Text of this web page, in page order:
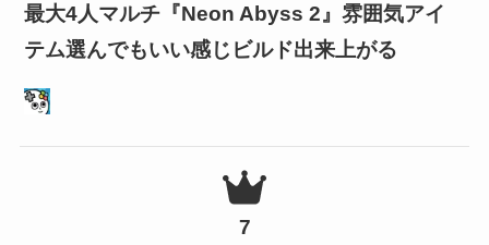
最大4人マルチ『Neon Abyss 2』雰囲気アイ
テム選んでもいい感じビルド出来上がる
7